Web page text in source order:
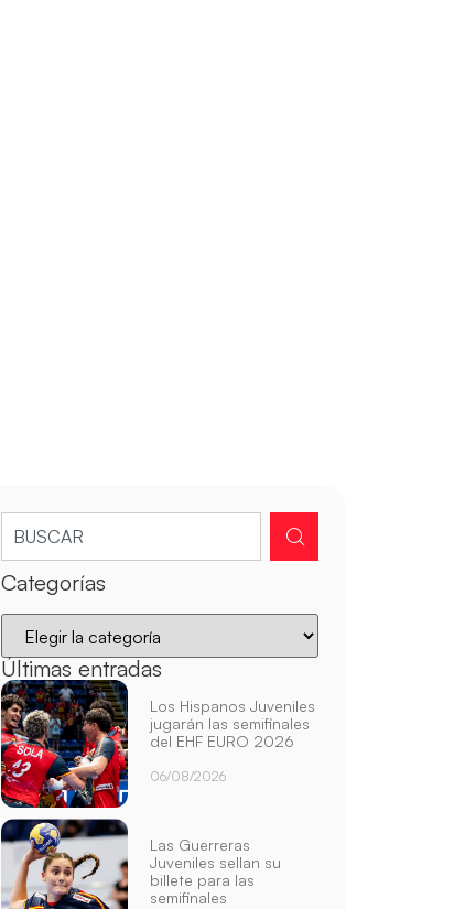
Categorías
Últimas entradas
Los Hispanos Juveniles
jugarán las semifinales
del EHF EURO 2026
06/08/2026
Las Guerreras
Juveniles sellan su
billete para las
semifinales